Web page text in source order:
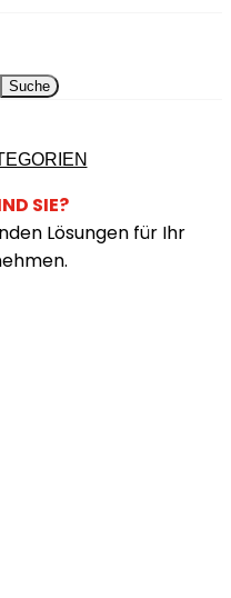
Suche
SIE?
Lösungen für Ihr